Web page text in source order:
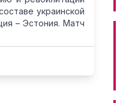
украинской
– Эстония. Матч